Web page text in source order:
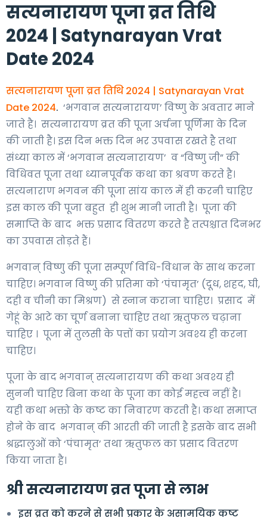
सत्यनारायण पूजा व्रत तिथि
2024 | Satynarayan Vrat
Date 2024
सत्यनारायण पूजा व्रत तिथि 2024 | Satynarayan Vrat
Date 2024. ‘भगवान सत्यनारायण’ विष्णु के अवतार माने
जाते है। सत्यनारायण व्रत की पूजा अर्चना पूर्णिमा के दिन
की जाती है। इस दिन भक्त दिन भर उपवास रखते है तथा
संध्या काल में ‘भगवान सत्यनारायण’ व “विष्णु जी” की
विधिवत पूजा तथा ध्यानपूर्वक कथा का श्रवण करते है।
सत्यनाराण भगवन की पूजा सांय काल में ही करनी चाहिए
इस काल की पूजा बहुत ही शुभ मानी जाती है। पूजा की
समाप्ति के बाद भक्त प्रसाद वितरण करते है तत्पश्चात दिनभर
का उपवास तोड़ते हैं।
भगवान् विष्णु की पूजा सम्पूर्ण विधि-विधान के साथ करना
चाहिए। भगवान विष्णु की प्रतिमा को ‘पंचामृत’ (दूध, शहद, घी,
दही व चीनी का मिश्रण) से स्नान कराना चाहिए। प्रसाद में
गेहूं के आटे का चूर्ण बनाना चाहिए तथा ऋतुफल चढ़ाना
चाहिए । पूजा में तुलसी के पत्तों का प्रयोग अवश्य ही करना
चाहिए।
पूजा के बाद भगवान् सत्यनारायण की कथा अवश्य ही
सुननी चाहिए बिना कथा के पूजा का कोई महत्त्व नहीं है।
यही कथा भक्तो के कष्ट का निवारण करती है। कथा समाप्त
होने के बाद भगवान् की आरती की जाती है इसके बाद सभी
श्रद्धालुओं को ‘पंचामृत’ तथा ऋतुफल का प्रसाद वितरण
किया जाता है।
श्री सत्यनारायण व्रत पूजा से लाभ
इस व्रत को करने से सभी प्रकार के असामयिक कष्ट